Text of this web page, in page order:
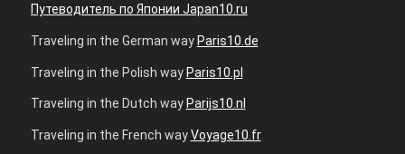
Путеводитель по Японии Japan10.ru
Traveling in the German way Paris10.de
Traveling in the Polish wayParis10.pl
Traveling in the Dutch way Parijs10.nl
Traveling in the French wayVoyage10.fr